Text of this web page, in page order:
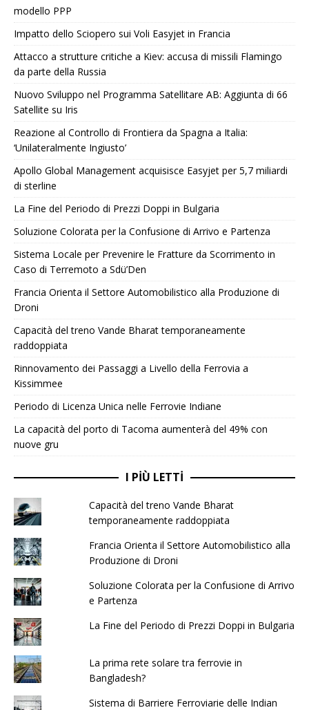
modello PPP
Impatto dello Sciopero sui Voli Easyjet in Francia
Attacco a strutture critiche a Kiev: accusa di missili Flamingo
da parte della Russia
Nuovo Sviluppo nel Programma Satellitare AB: Aggiunta di 66
Satellite su Iris
Reazione al Controllo di Frontiera da Spagna a Italia:
‘Unilateralmente Ingiusto’
Apollo Global Management acquisisce Easyjet per 5,7 miliardi
di sterline
La Fine del Periodo di Prezzi Doppi in Bulgaria
Soluzione Colorata per la Confusione di Arrivo e Partenza
Sistema Locale per Prevenire le Fratture da Scorrimento in
Caso di Terremoto a Sdü’Den
Francia Orienta il Settore Automobilistico alla Produzione di
Droni
Capacità del treno Vande Bharat temporaneamente
raddoppiata
Rinnovamento dei Passaggi a Livello della Ferrovia a
Kissimmee
Periodo di Licenza Unica nelle Ferrovie Indiane
La capacità del porto di Tacoma aumenterà del 49% con
nuove gru
I PIÙ LETTI
Capacità del treno Vande Bharat
temporaneamente raddoppiata
Francia Orienta il Settore Automobilistico alla
Produzione di Droni
Soluzione Colorata per la Confusione di Arrivo
e Partenza
La Fine del Periodo di Prezzi Doppi in Bulgaria
La prima rete solare tra ferrovie in
Bangladesh?
Sistema di Barriere Ferroviarie delle Indian